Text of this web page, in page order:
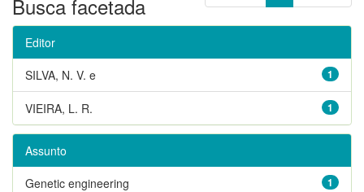
Busca facetada
Editor
1
SILVA, N. V. e
1
VIEIRA, L. R.
Assunto
1
Genetic engineering